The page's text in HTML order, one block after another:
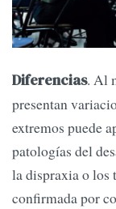
Diferencias. Al
presentan
extremos puede
patologías del
la dispraxia o los
confirmada por